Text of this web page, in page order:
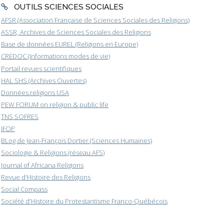
OUTILS SCIENCES SOCIALES
AFSR (Association Française de Sciences Sociales des Religions)
ASSR, Archives de Sciences Sociales des Religions
Base de données EUREL (Religions en Europe)
CREDOC (Informations modes de vie)
Portail revues scientifiques
HAL SHS (Archives Ouvertes)
Données religions USA
PEW FORUM on religion & public life
TNS SOFRES
IFOP
BLog de Jean-François Dortier (Sciences Humaines)
Sociologie & Religions (réseau AFS)
Journal of Africana Religions
Revue d'Histoire des Religions
Social Compass
Société d'Histoire du Protestantisme Franco-Québécois